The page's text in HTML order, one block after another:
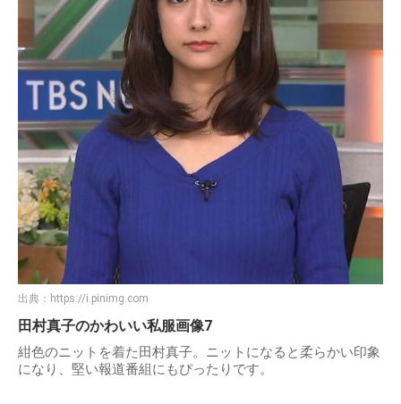
出典： https://i.pinimg.com
田村真子のかわいい私服画像7
紺色のニットを着た田村真子。ニットになると柔らかい印象
になり、堅い報道番組にもぴったりです。